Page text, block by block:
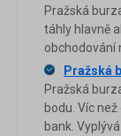
Pražská
táhly hlavně
obchodování
Pražská
Pražská
bodu. Víc
bank.